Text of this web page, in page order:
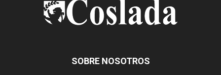
SOBRE NOSOTROS